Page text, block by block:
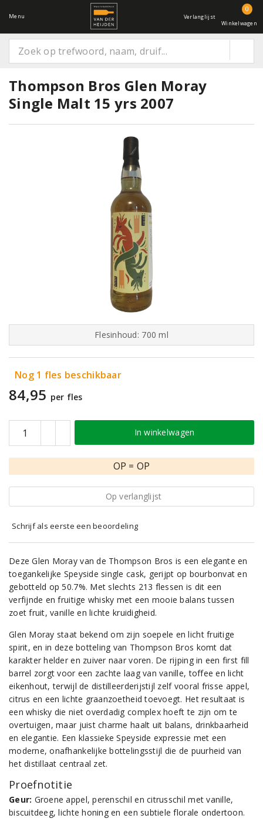
Menu Verlanglijst
0
Winkelwagen
Thompson Bros Glen Moray
Single Malt 15 yrs 2007
Flesinhoud: 700 ml
Nog 1 fles beschikbaar
84,95 per fles
In winkelwagen
OP = OP
Op verlanglijst
Schrijf als eerste een beoordeling
Deze Glen Moray van de Thompson Bros is een elegante en
toegankelijke Speyside single cask, gerijpt op bourbonvat en
gebotteld op 50.7%. Met slechts 213 flessen is dit een
verfijnde en fruitige whisky met een mooie balans tussen
zoet fruit, vanille en lichte kruidigheid.
Glen Moray staat bekend om zijn soepele en licht fruitige
spirit, en in deze botteling van Thompson Bros komt dat
karakter helder en zuiver naar voren. De rijping in een first fill
barrel zorgt voor een zachte laag van vanille, toffee en licht
eikenhout, terwijl de distilleerderijstijl zelf vooral frisse appel,
citrus en een lichte graanzoetheid toevoegt. Het resultaat is
een whisky die niet overdadig complex hoeft te zijn om te
overtuigen, maar juist charme haalt uit balans, drinkbaarheid
en elegantie. Een klassieke Speyside expressie met een
moderne, onafhankelijke bottelingsstijl die de puurheid van
het distillaat centraal zet.
Proefnotitie
Geur: Groene appel, perenschil en citrusschil met vanille,
biscuitdeeg, lichte honing en een subtiele florale ondertoon.